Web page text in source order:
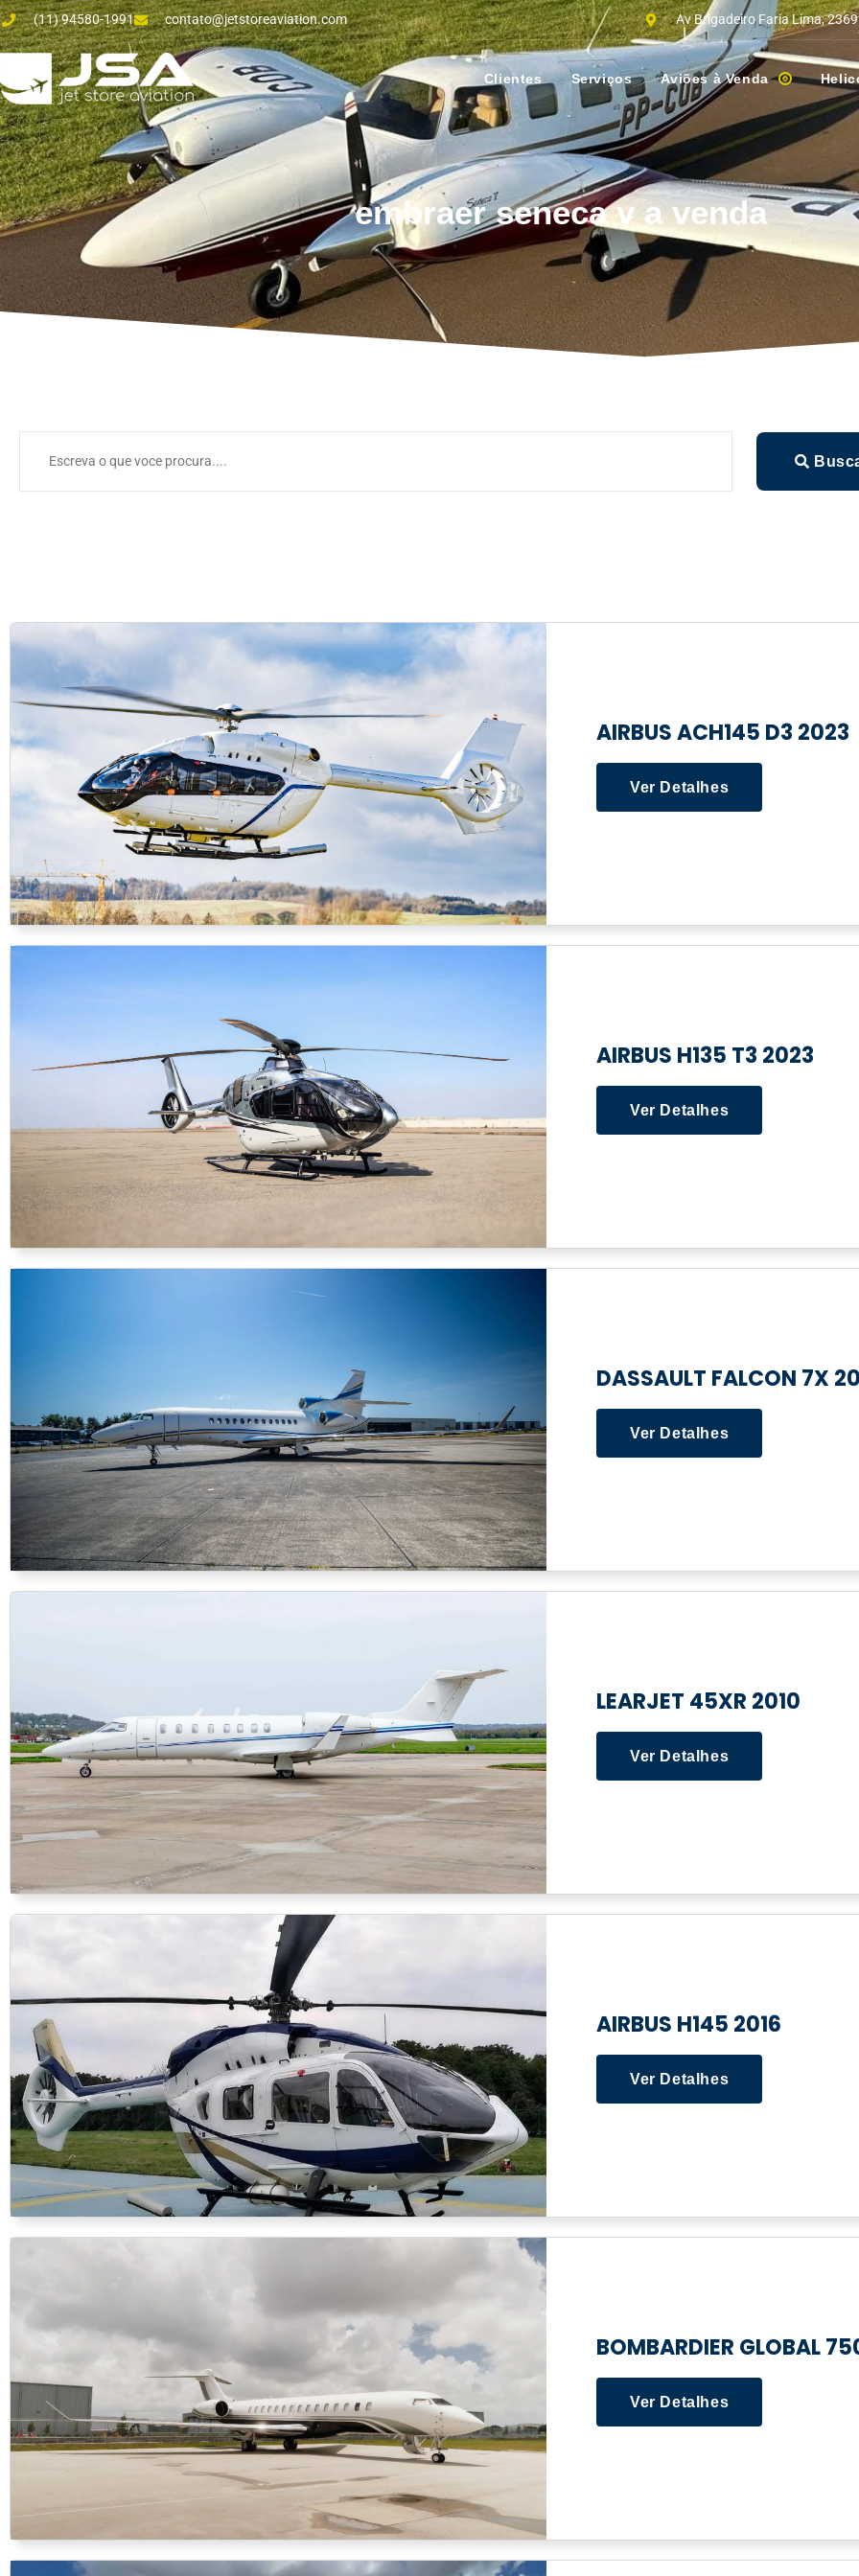
(11) 94580-1991 contato@jetstoreaviation.com Av Brigadeiro Faria Lima,
Clientes Serviços Aviões à Venda
embraer seneca v a venda
AIRBUS ACH145 D3 2023
Ver Detalhes
AIRBUS H135 T3 2023
Ver Detalhes
DASSAULT FALCON 7X
Ver Detalhes
LEARJET 45XR 2010
Ver Detalhes
AIRBUS H145 2016
Ver Detalhes
BOMBARDIER GLOBAL
Ver Detalhes